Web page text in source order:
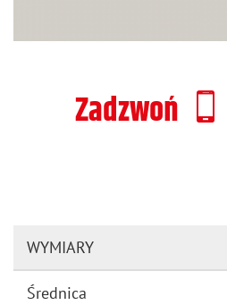
Zadzwoń
WYMIARY
Średnica